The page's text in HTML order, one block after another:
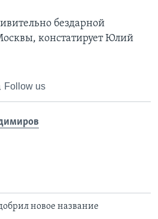
бездарной
констатирует Юлий
Follow us
новое название